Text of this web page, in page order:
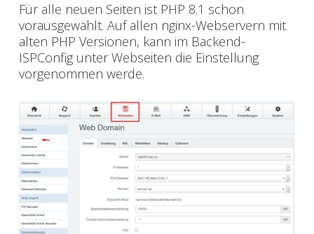
Für alle neuen Seiten ist PHP 8.1 schon
vorausgewählt. Auf allen nginx-Webservern mit
alten PHP Versionen, kann im Backend-
ISPConfig unter Webseiten die Einstellung
vorgenommen werde.